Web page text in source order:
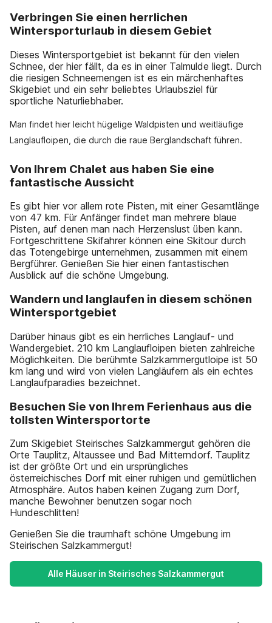
Verbringen Sie einen herrlichen
Wintersporturlaub in diesem Gebiet
Dieses Wintersportgebiet ist bekannt für den vielen
Schnee, der hier fällt, da es in einer Talmulde liegt. Durch
die riesigen Schneemengen ist es ein märchenhaftes
Skigebiet und ein sehr beliebtes Urlaubsziel für
sportliche Naturliebhaber.
Man findet hier leicht hügelige Waldpisten und weitläufige
Langlaufloipen, die durch die raue Berglandschaft führen.
Von Ihrem Chalet aus haben Sie eine
fantastische Aussicht
Es gibt hier vor allem rote Pisten, mit einer Gesamtlänge
von 47 km. Für Anfänger findet man mehrere blaue
Pisten, auf denen man nach Herzenslust üben kann.
Fortgeschrittene Skifahrer können eine Skitour durch
das Totengebirge unternehmen, zusammen mit einem
Bergführer. Genießen Sie hier einen fantastischen
Ausblick auf die schöne Umgebung.
Wandern und langlaufen in diesem schönen
Wintersportgebiet
Darüber hinaus gibt es ein herrliches Langlauf- und
Wandergebiet. 210 km Langlaufloipen bieten zahlreiche
Möglichkeiten. Die berühmte Salzkammergutloipe ist 50
km lang und wird von vielen Langläufern als ein echtes
Langlaufparadies bezeichnet.
Besuchen Sie von Ihrem Ferienhaus aus die
tollsten Wintersportorte
Zum Skigebiet Steirisches Salzkammergut gehören die
Orte Tauplitz, Altaussee und Bad Mitterndorf. Tauplitz
ist der größte Ort und ein ursprüngliches
österreichisches Dorf mit einer ruhigen und gemütlichen
Atmosphäre. Autos haben keinen Zugang zum Dorf,
manche Bewohner benutzen sogar noch
Hundeschlitten!
Genießen Sie die traumhaft schöne Umgebung im
Steirischen Salzkammergut!
Alle Häuser in Steirisches Salzkammergut